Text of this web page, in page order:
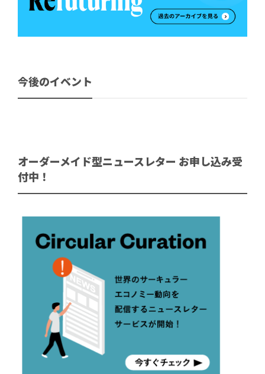
今後のイベント
オーダーメイド型ニュースレター お申し込み受
付中！